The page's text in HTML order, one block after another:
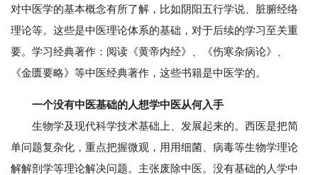
对中医学的基本概念有所了解，比如阴阳五行学说、脏腑经络
理论等。这些是中医理论体系的基础，对于后续的学习至关重
要。学习经典著作：阅读《黄帝内经》、《伤寒杂病论》、
《金匮要略》等中医经典著作，这些书籍是中医学的。
一个没有中医基础的人想学中医从何入手
生物学及现代科学技术基础上、发展起来的。西医是把简
单问题复杂化，重点把握微观，用用细菌、病毒等生物学理论
解解剖学等理论解决问题。主张废除中医。没有基础的人学中